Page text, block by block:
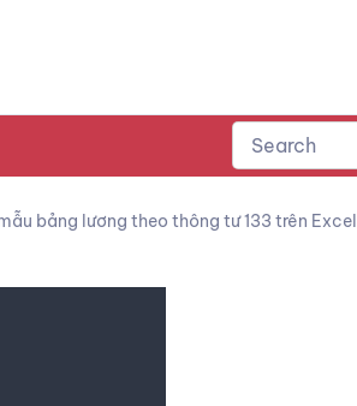
bảng lương theo thông tư 133 trên Excel